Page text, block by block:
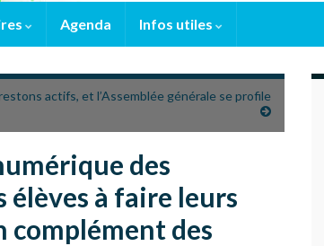
Agenda Infos utiles
actifs, et l’Assemblée générale se profile
des
élèves à faire leurs
complément des